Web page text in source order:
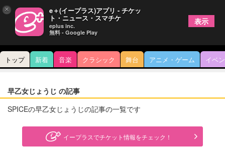
トップ 新着 音楽 クラシック 舞台 アニメ・ゲーム イベ
早乙女じょうじ の記事
SPICEの早乙女じょうじの記事の一覧です
イープラスでチケット情報をチェック！
× e＋(イープラス)アプリ - チケッ
ト・ニュース・スマチケ
eplus inc.
無料 - Google Play
表示